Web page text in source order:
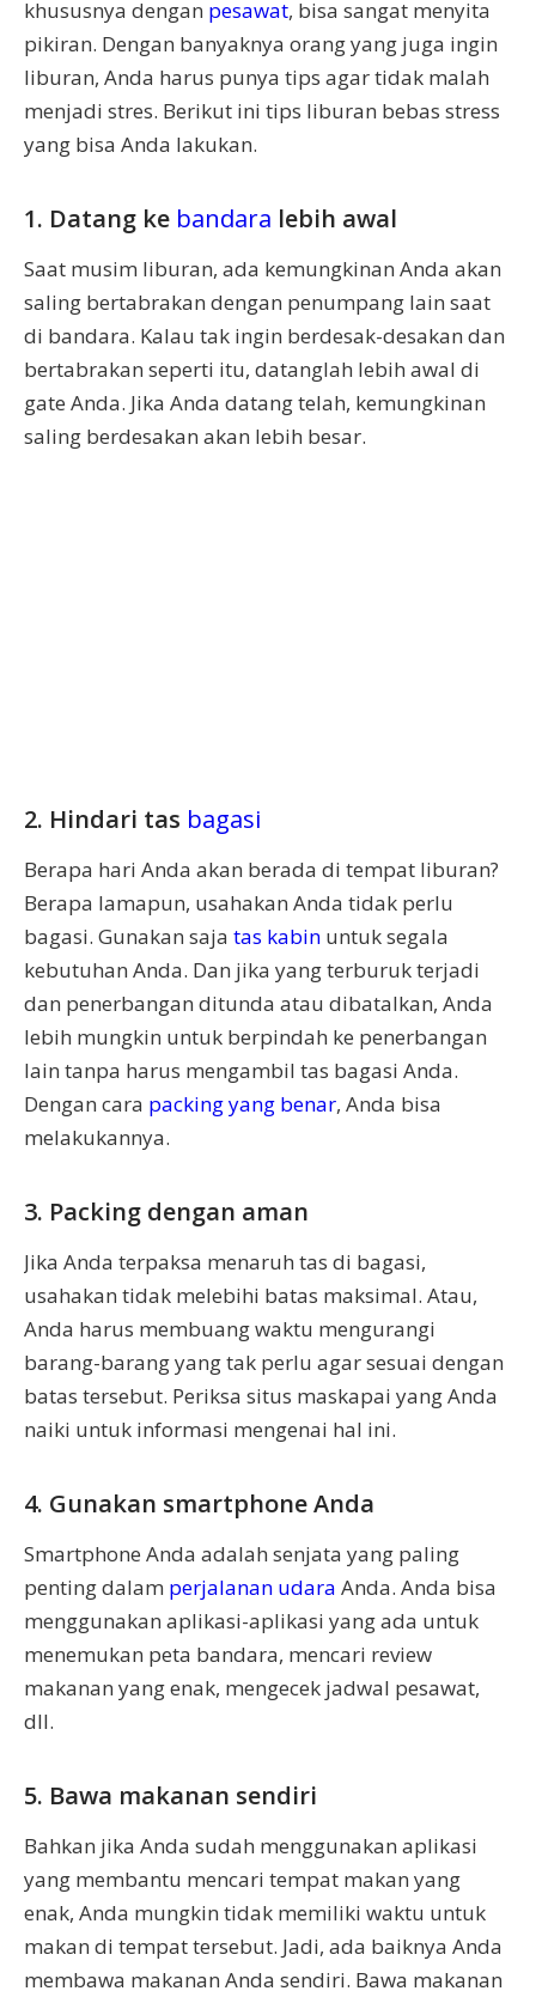
khususnya dengan pesawat, bisa sangat menyita
pikiran. Dengan banyaknya orang yang juga ingin
liburan, Anda harus punya tips agar tidak malah
menjadi stres. Berikut ini tips liburan bebas stress
yang bisa Anda lakukan.
1. Datang ke bandara lebih awal
Saat musim liburan, ada kemungkinan Anda akan
saling bertabrakan dengan penumpang lain saat
di bandara. Kalau tak ingin berdesak-desakan dan
bertabrakan seperti itu, datanglah lebih awal di
gate Anda. Jika Anda datang telah, kemungkinan
saling berdesakan akan lebih besar.
2. Hindari tas bagasi
Berapa hari Anda akan berada di tempat liburan?
Berapa lamapun, usahakan Anda tidak perlu
bagasi. Gunakan saja tas kabin untuk segala
kebutuhan Anda. Dan jika yang terburuk terjadi
dan penerbangan ditunda atau dibatalkan, Anda
lebih mungkin untuk berpindah ke penerbangan
lain tanpa harus mengambil tas bagasi Anda.
Dengan cara packing yang benar, Anda bisa
melakukannya.
3. Packing dengan aman
Jika Anda terpaksa menaruh tas di bagasi,
usahakan tidak melebihi batas maksimal. Atau,
Anda harus membuang waktu mengurangi
barang-barang yang tak perlu agar sesuai dengan
batas tersebut. Periksa situs maskapai yang Anda
naiki untuk informasi mengenai hal ini.
4. Gunakan smartphone Anda
Smartphone Anda adalah senjata yang paling
penting dalam perjalanan udara Anda. Anda bisa
menggunakan aplikasi-aplikasi yang ada untuk
menemukan peta bandara, mencari review
makanan yang enak, mengecek jadwal pesawat,
dll.
5. Bawa makanan sendiri
Bahkan jika Anda sudah menggunakan aplikasi
yang membantu mencari tempat makan yang
enak, Anda mungkin tidak memiliki waktu untuk
makan di tempat tersebut. Jadi, ada baiknya Anda
membawa makanan Anda sendiri. Bawa makanan